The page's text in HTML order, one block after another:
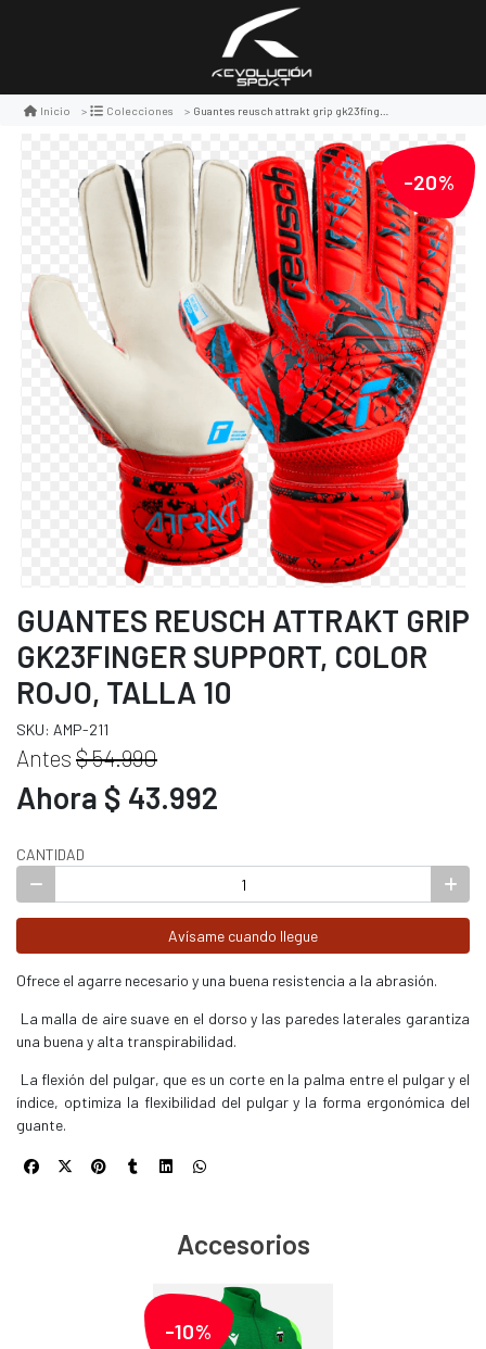
Inicio Colecciones Guantes reusch attrakt grip gk23finger support, color rojo, talla 10
-20%
GUANTES REUSCH ATTRAKT GRIP
GK23FINGER SUPPORT, COLOR
ROJO, TALLA 10
SKU: AMP-211
Antes $ 54.990
Ahora $ 43.992
CANTIDAD
Avísame cuando llegue
Ofrece el agarre necesario y una buena resistencia a la abrasión.
La malla de aire suave en el dorso y las paredes laterales garantiza
una buena y alta transpirabilidad.
La flexión del pulgar, que es un corte en la palma entre el pulgar y el
índice, optimiza la flexibilidad del pulgar y la forma ergonómica del
guante.
Accesorios
-10%